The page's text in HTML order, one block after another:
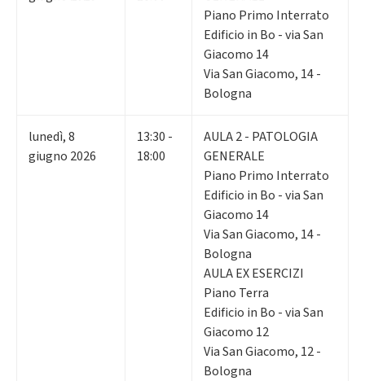
Piano Primo Interrato
Edificio in Bo - via San
Giacomo 14
Via San Giacomo, 14 -
Bologna
lunedì,8
giugno 2026
13:30 -
18:00
AULA 2 - PATOLOGIA
GENERALE
Piano Primo Interrato
Edificio in Bo - via San
Giacomo 14
Via San Giacomo, 14 -
Bologna
AULA EX ESERCIZI
Piano Terra
Edificio in Bo - via San
Giacomo 12
Via San Giacomo, 12 -
Bologna